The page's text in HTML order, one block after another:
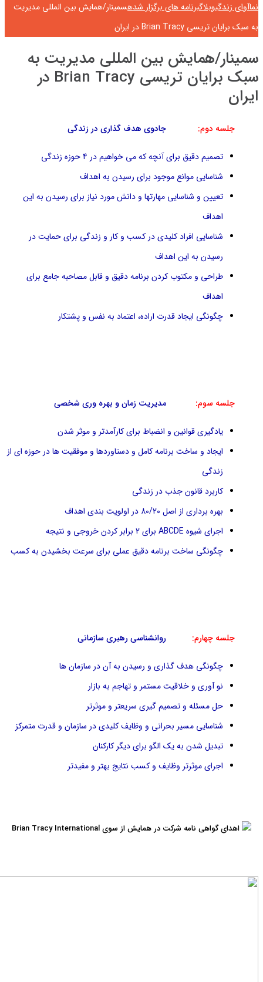
نماآوای زندگیوبلاگبرنامه های برگزار شدهسمینار/همایش بین المللی مدیریت
به سبک برایان تریسی Brian Tracy در ایران
سمینار/همایش بین المللی مدیریت به
سبک برایان تریسی Brian Tracy در
ایران
جلسه دوم: جادوی هدف گذاری در زندگی
تصمیم دقیق برای آنچه که می خواهیم در 4 حوزه زندگی
شناسایی موانع موجود برای رسیدن به اهداف
تعیین و شناسایی مهارتها و دانش مورد نیاز برای رسیدن به این
اهداف
شناسایی افراد کلیدی در کسب و کار و زندگی برای حمایت در
رسیدن به این اهداف
طراحی و مکتوب کردن برنامه دقیق و قابل مصاحبه جامع برای
اهداف
چگونگی ایجاد قدرت اراده، اعتماد به نفس و پشتکار
جلسه سوم: مدیریت زمان و بهره وری شخصی
یادگیری قوانین و انضباط برای کارآمدتر و موثر شدن
ایجاد و ساخت برنامه کامل و دستاوردها و موفقیت ها در حوزه ای از
زندگی
کاربرد قانون جذب در زندگی
بهره برداری از اصل 80/20 در اولویت بندی اهداف
اجرای شیوه ABCDE برای 2 برابر کردن خروجی و نتیجه
چگونگی ساخت برنامه دقیق عملی برای سرعت بخشیدن به کسب
جلسه چهارم: روانشناسی رهبری سازمانی
چگونگی هدف گذاری و رسیدن به آن در سازمان ها
نو آوری و خلاقیت مستمر و تهاجم به بازار
حل مسئله و تصمیم گیری سریعتر و موثرتر
شناسایی مسیر بحرانی و وظایف کلیدی در سازمان و قدرت متمرکز
تبدیل شدن به یک الگو برای دیگر کارکنان
اجرای موثرتر وظایف و کسب نتایج بهتر و مفیدتر
اهدای گواهی نامه شرکت در همایش از سوی Brian Tracy International